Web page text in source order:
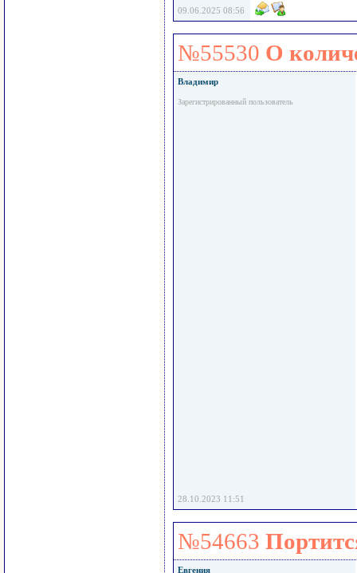
09.06.2025 08:56
№55530 О
Владимир
Зарегистрированный пользователь
28.10.2023 11:51
№54663
Евгения